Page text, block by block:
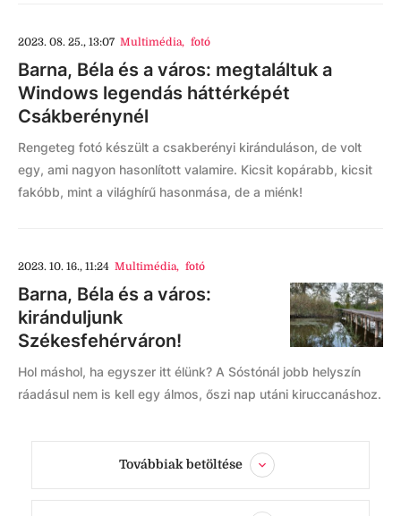
2023. 08. 25., 13:07 Multimédia, fotó
Barna, Béla és a város: megtaláltuk a
Windows legendás háttérképét
Csákberénynél
Rengeteg fotó készült a csakberényi kiránduláson, de volt
egy, ami nagyon hasonlított valamire. Kicsit kopárabb, kicsit
fakóbb, mint a világhírű hasonmása, de a miénk!
2023. 10. 16., 11:24 Multimédia, fotó
Barna, Béla és a város:
kiránduljunk
Székesfehérváron!
Hol máshol, ha egyszer itt élünk? A Sóstónál jobb helyszín
ráadásul nem is kell egy álmos, őszi nap utáni kiruccanáshoz.
Továbbiak betöltése